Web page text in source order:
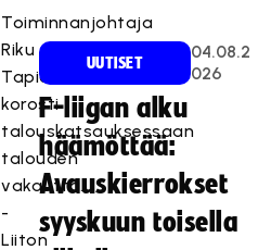
Toiminnanjohtaja
Riku
Tapio
korosti
talouskatsauksessaan
talouden
vakautta.
-
Liiton
UUTISET
04.08.2
026
F-liigan alku
häämöttää:
Avauskierrokset
syyskuun toisella